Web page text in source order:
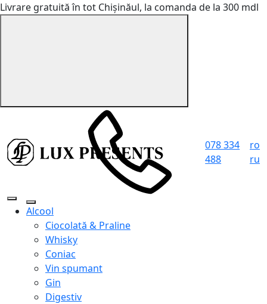
Livrare gratuită în tot Chișinăul, la comanda de la 300 mdl
078 334
488
ro
ru
Alcool
Ciocolată & Praline
Whisky
Coniac
Vin spumant
Gin
Digestiv